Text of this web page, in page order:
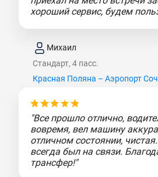
хороший сервис, будем
Михаил
Стандарт, 4 пасс.
Красная Поляна – Аэропорт
"Все прошло отлично,
вовремя, вел машину
отличном состоянии,
всегда был на связи.
трансфер!"